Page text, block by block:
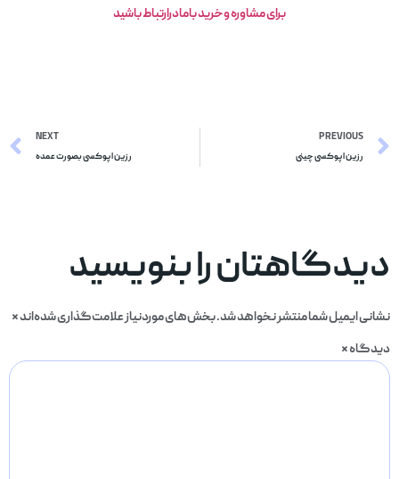
برای مشاوره وخرید بامادرارتباط باشید
PREVIOUS
رزین اپوکسی چینی
NEXT
رزین اپوکسی بصورت عمده
دیدگاهتان را بنویسید
نشانی ایمیل شما منتشر نخواهد شد.بخش‌های موردنیاز علامت‌گذاری شده‌اند*
دیدگاه*